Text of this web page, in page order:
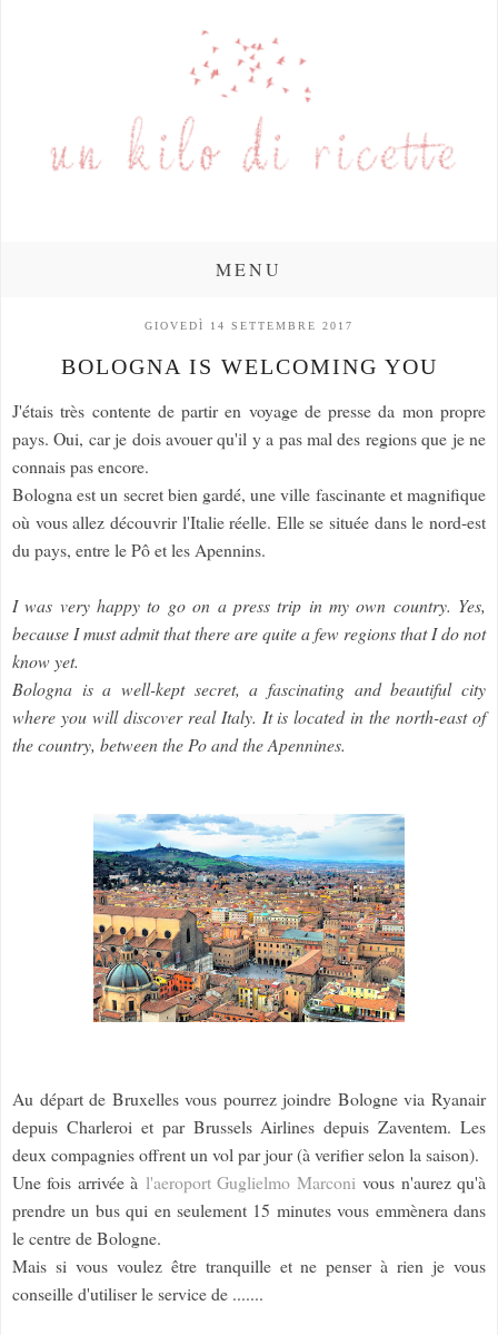
MENU
GIOVEDÌ 14 SETTEMBRE 2017
BOLOGNA IS WELCOMING YOU
J'étais très contente de partir en voyage de presse da mon propre
pays. Oui, car je dois avouer qu'il y a pas mal des regions que je ne
connais pas encore.
Bologna est un secret bien gardé, une ville fascinante et magnifique
où vous allez découvrir l'Italie réelle. Elle se située dans le nord-est
du pays, entre le Pô et les Apennins.
I was very happy to go on a press trip in my own country. Yes,
because I must admit that there are quite a few regions that I do not
know yet.
Bologna is a well-kept secret, a fascinating and beautiful city
where you will discover real Italy. It is located in the north-east of
the country, between the Po and the Apennines.
Au départ de Bruxelles vous pourrez joindre Bologne via Ryanair
depuis Charleroi et par Brussels Airlines depuis Zaventem. Les
deux compagnies offrent un vol par jour (à verifier selon la saison).
Une fois arrivée à l'aeroport Guglielmo Marconi vous n'aurez qu'à
prendre un bus qui en seulement 15 minutes vous emmènera dans
le centre de Bologne.
Mais si vous voulez être tranquille et ne penser à rien je vous
conseille d'utiliser le service de .......